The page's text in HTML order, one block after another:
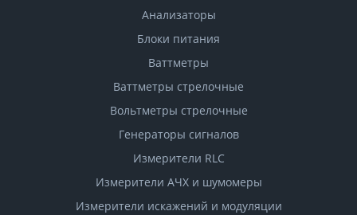
Анализаторы
Блоки питания
Ваттметры
Ваттметры стрелочные
Вольтметры стрелочные
Генераторы сигналов
Измерители RLC
Измерители АЧХ и шумомеры
Измерители искажений и модуляции